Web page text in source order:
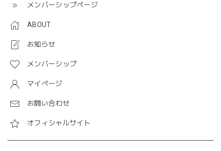
メンバーシップページ
ABOUT
お知らせ
メンバーシップ
マイページ
お問い合わせ
オフィシャルサイト